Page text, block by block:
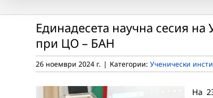
Единадесета научна сесия
при ЦО – БАН
26 ноември 2024 г. | Категории: Ученически
На